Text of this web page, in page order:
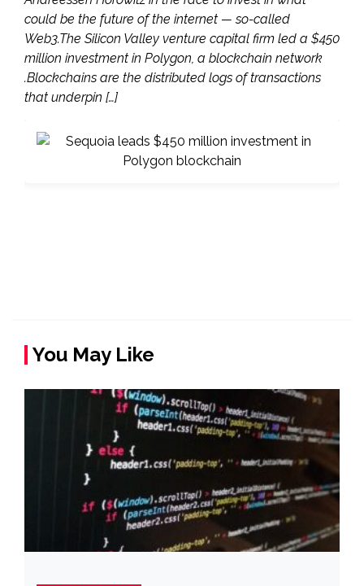
could be the future of the internet — so-called
Web3.The Silicon Valley venture capital firm led a $450
million investment in Polygon, a blockchain network
.Blockchains are the distributed logs of transactions
that underpin […]
You May Like